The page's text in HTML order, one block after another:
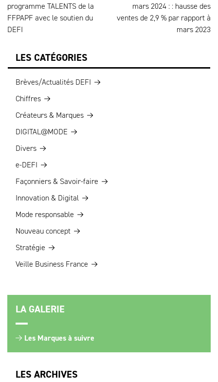
programme TALENTS de la
FFPAPF avec le soutien du
DEFI
mars 2024 : : hausse des
ventes de 2,9 % par rapport à
mars 2023
LES CATÉGORIES
Brèves/Actualités DEFI
Chiffres
Créateurs & Marques
DIGITAL@MODE
Divers
e-DEFI
Façonniers & Savoir-faire
Innovation & Digital
Mode responsable
Nouveau concept
Stratégie
Veille Business France
LA GALERIE
Les Marques à suivre
LES ARCHIVES